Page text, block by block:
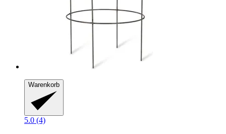
Warenkorb
5.0 (4)